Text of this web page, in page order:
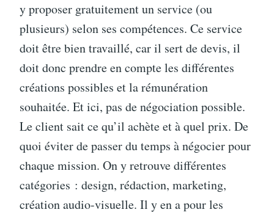
y proposer gratuitement un service (ou
plusieurs) selon ses compétences. Ce service
doit être bien travaillé, car il sert de devis, il
doit donc prendre en compte les différentes
créations possibles et la rémunération
souhaitée. Et ici, pas de négociation possible.
Le client sait ce qu’il achète et à quel prix. De
quoi éviter de passer du temps à négocier pour
chaque mission. On y retrouve différentes
catégories : design, rédaction, marketing,
création audio-visuelle. Il y en a pour les